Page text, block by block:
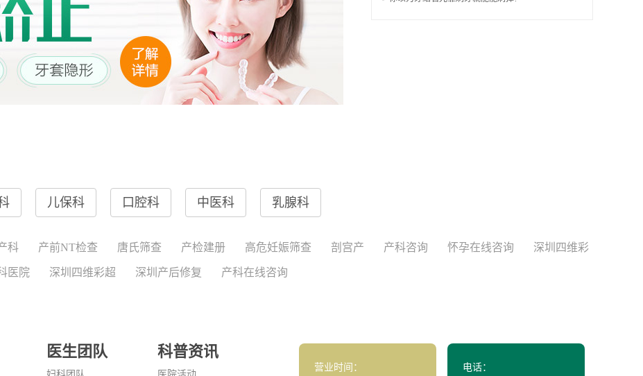
儿保科 口腔科 中医科 乳腺科
科 产前NT检查 唐氏筛查 产检建册 高危妊娠筛查 剖宫产 产科咨询 怀孕在线咨询 深圳四维彩
医院 深圳四维彩超 深圳产后修复 产科在线咨询
医生团队 科普资讯
营业时间： 电话：